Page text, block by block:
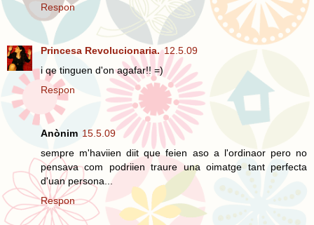
Respon
Princesa Revolucionaria. 12.5.09
i qe tinguen d'on agafar!! =)
Respon
Anònim 15.5.09
sempre m'haviien diit que feien aso a l'ordinaor pero no
pensava com podriien traure una oimatge tant perfecta
d'uan persona...
Respon